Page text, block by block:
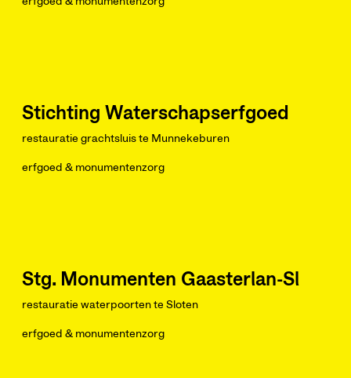
Stichting Waterschapserfgoed
restauratie grachtsluis te Munnekeburen
erfgoed & monumentenzorg
Stg. Monumenten Gaasterlan-Sl
restauratie waterpoorten te Sloten
erfgoed & monumentenzorg